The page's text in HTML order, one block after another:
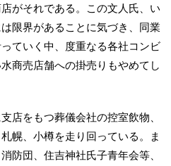
がそれである。この文人氏、い
限界があることに気づき、同業
ていく中、度重なる各社コンビ
商売店舗への掛売りもやめてし
店をもつ葬儀会社の控室飲物、
幌、小樽を走り回っている。ま
防団、住吉神社氏子青年会等、